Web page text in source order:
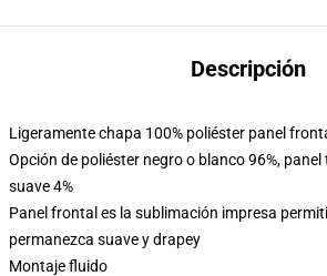
Descripción
Ligeramente chapa 100% poliéster panel
Opción de poliéster negro o blanco 96%,
suave 4%
Panel frontal es la sublimación impresa
permanezca suave y drapey
Montaje fluido